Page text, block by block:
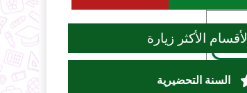
الأقسام الأكثر زيارة
السنة التحضيرية